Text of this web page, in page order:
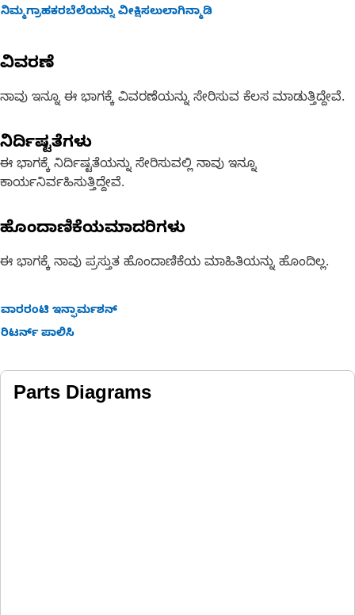
ನಿಮ್ಮಗ್ರಾಹಕರಬೆಲೆಯನ್ನು ವೀಕ್ಷಿಸಲುಲಾಗಿನ್ಮಾಡಿ
ವಿವರಣೆ
ನಾವು ಇನ್ನೂ ಈ ಭಾಗಕ್ಕೆ ವಿವರಣೆಯನ್ನು ಸೇರಿಸುವ ಕೆಲಸ ಮಾಡುತ್ತಿದ್ದೇವೆ.
ನಿರ್ದಿಷ್ಟತೆಗಳು
ಈ ಭಾಗಕ್ಕೆ ನಿರ್ದಿಷ್ಟತೆಯನ್ನು ಸೇರಿಸುವಲ್ಲಿ ನಾವು ಇನ್ನೂ
ಕಾರ್ಯನಿರ್ವಹಿಸುತ್ತಿದ್ದೇವೆ.
ಹೊಂದಾಣಿಕೆಯಮಾದರಿಗಳು
ಈ ಭಾಗಕ್ಕೆ ನಾವು ಪ್ರಸ್ತುತ ಹೊಂದಾಣಿಕೆಯ ಮಾಹಿತಿಯನ್ನು ಹೊಂದಿಲ್ಲ.
ವಾರರಂಟಿ ಇನ್ಫಾರ್ಮಶನ್
ರಿಟರ್ನ್ ಪಾಲಿಸಿ
Parts Diagrams